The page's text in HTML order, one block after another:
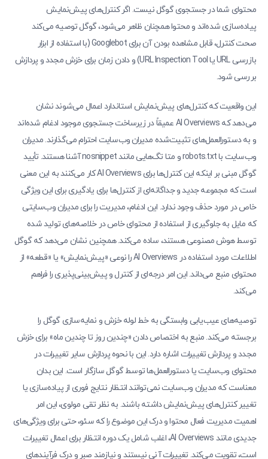
محتوای شما در جستجوی گوگل نیست. اگر کنترل‌های پیش‌نمایش
پیاده‌سازی شده‌اند و محتوا همچنان ظاهر می‌شود، گوگل توصیه می‌کند
صحت کنترل، قابل مشاهده بودن آن برای Googlebot (با استفاده از ابزار
بازرسی URL یا URL Inspection Tool) و دادن زمان برای خزش مجدد و پردازش
بررسی شود.
این واقعیت که کنترل‌های پیش‌نمایش استاندارد اعمال می‌شوند نشان
می‌دهد که AI Overviews عمیقاً در زیرساخت جستجوی موجود ادغام شده‌اند
و به دستورالعمل‌های تثبیت‌شده مدیران وب‌سایت احترام می‌گذارند. مدیران
وب‌سایت با robots.txt و متا تگ‌هایی مانند nosnippet آشنا هستند. تأیید
گوگل مبنی بر اینکه این کنترل‌ها برای AI Overviews کار می‌کنند به این معنی
است که مجموعه جدید و جداگانه‌ای از کنترل‌ها برای یادگیری برای این ویژگی
خاص در مورد حذف وجود ندارد. این ادغام، مدیریت را برای مدیران وب‌سایتی
که مایل به جلوگیری از استفاده از محتوای خاص در خلاصه‌های تولید شده
توسط هوش مصنوعی هستند، ساده می‌کند. همچنین نشان می‌دهد که گوگل
اطلاعات مورد استفاده در AI Overviews را نوعی «پیش‌نمایش» یا «قطعه» از
محتوای منبع می‌داند. این امر درجه‌ای از کنترل و پیش‌بینی‌پذیری را فراهم
می‌کند.
توصیه‌های عیب‌یابی وابستگی به خط لوله خزش و نمایه‌سازی گوگل را
برجسته می‌کند. منبع به اختصاص دادن «چندین روز تا چندین ماه» برای خزش
مجدد و پردازش تغییرات اشاره دارد. این با نحوه پردازش سایر تغییرات در
محتوای وب‌سایت یا دستورالعمل‌ها توسط گوگل سازگار است. این بدان
معناست که مدیران وب‌سایت نمی‌توانند انتظار نتایج فوری از پیاده‌سازی یا
تغییر کنترل‌های پیش‌نمایش داشته باشند. به نظر تقی مولوی، این امر
اهمیت مدیریت فعال محتوا و درک این موضوع را که سئو، حتی برای ویژگی‌های
جدیدی مانند AI Overviews، اغلب شامل یک دوره انتظار برای اعمال تغییرات
است، تقویت می‌کند. تغییرات آنی نیستند و نیازمند صبر و درک فرآیندهای